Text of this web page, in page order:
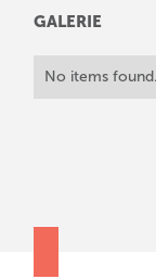
GALERIE
No items found.